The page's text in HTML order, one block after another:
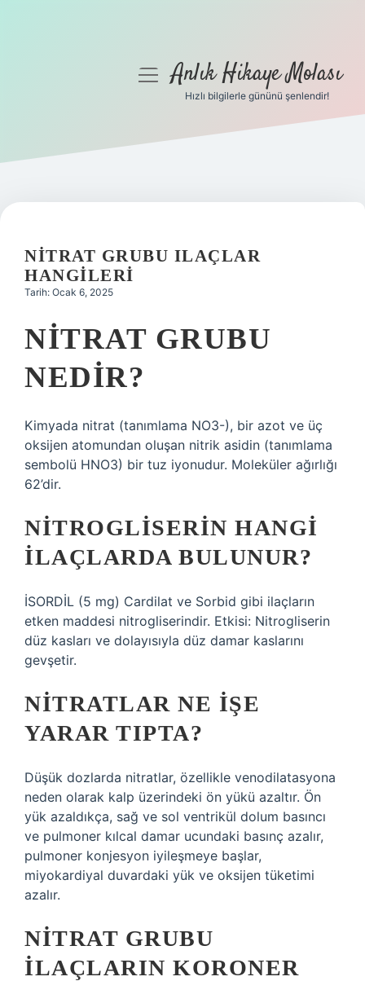
Gizlilik Politikası
Yasal Uyarı
menüyüAnlık Hikaye Molası
Hızlı bilgilerle gününü şenlendir!
NITRAT GRUBU ILAÇLAR
HANGILERI
Tarih: Ocak 6, 2025
NITRAT GRUBU
NEDIR?
Kimyada nitrat (tanımlama NO3-), bir azot ve üç
oksijen atomundan oluşan nitrik asidin (tanımlama
sembolü HNO3) bir tuz iyonudur. Moleküler ağırlığı
62’dir.
NITROGLISERIN HANGI
ILAÇLARDA BULUNUR?
İSORDİL (5 mg) Cardilat ve Sorbid gibi ilaçların
etken maddesi nitrogliserindir. Etkisi: Nitrogliserin
düz kasları ve dolayısıyla düz damar kaslarını
gevşetir.
NITRATLAR NE IŞE
YARAR TIPTA?
Düşük dozlarda nitratlar, özellikle venodilatasyona
neden olarak kalp üzerindeki ön yükü azaltır. Ön
yük azaldıkça, sağ ve sol ventrikül dolum basıncı
ve pulmoner kılcal damar ucundaki basınç azalır,
pulmoner konjesyon iyileşmeye başlar,
miyokardiyal duvardaki yük ve oksijen tüketimi
azalır.
NITRAT GRUBU
ILAÇLARIN KORONER